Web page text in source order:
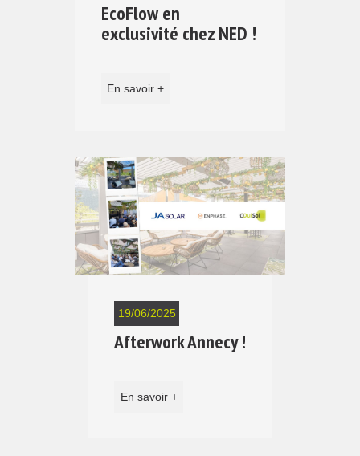
EcoFlow en
exclusivité chez NED !
En savoir +
19/06/2025
Afterwork Annecy !
En savoir +